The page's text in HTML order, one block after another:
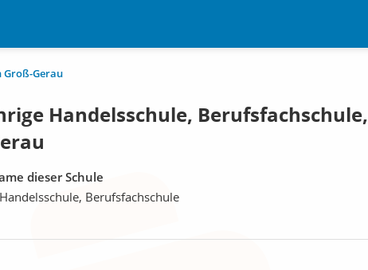
Groß-Gerau
Handelsschule, Berufsfachschule,
dieser Schule
Berufsfachschule